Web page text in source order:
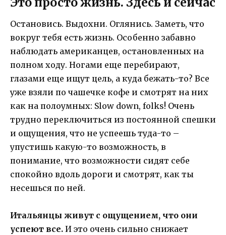
Остановись. Выдохни. Оглянись. Заметь, что
вокруг тебя есть жизнь. Особенно забавно
наблюдать американцев, остановленных на
полном ходу. Ногами еще перебирают,
глазами еще ищут цель, а куда бежать-то? Все
уже взяли по чашечке кофе и смотрят на них
как на полоумных: Slow down, folks! Очень
трудно переключиться из постоянной спешки
и ощущения, что не успеешь туда-то –
упустишь какую-то возможность, в
понимание, что возможности сидят себе
спокойно вдоль дороги и смотрят, как ты
несешься по ней.
Итальянцы живут с ощущением, что они
успеют все. И это очень сильно снижает